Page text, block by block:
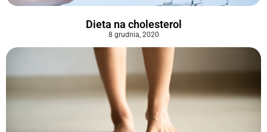
Dieta na cholesterol
8 grudnia, 2020